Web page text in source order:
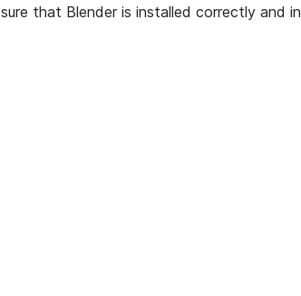
that Blender is installed correctly and in